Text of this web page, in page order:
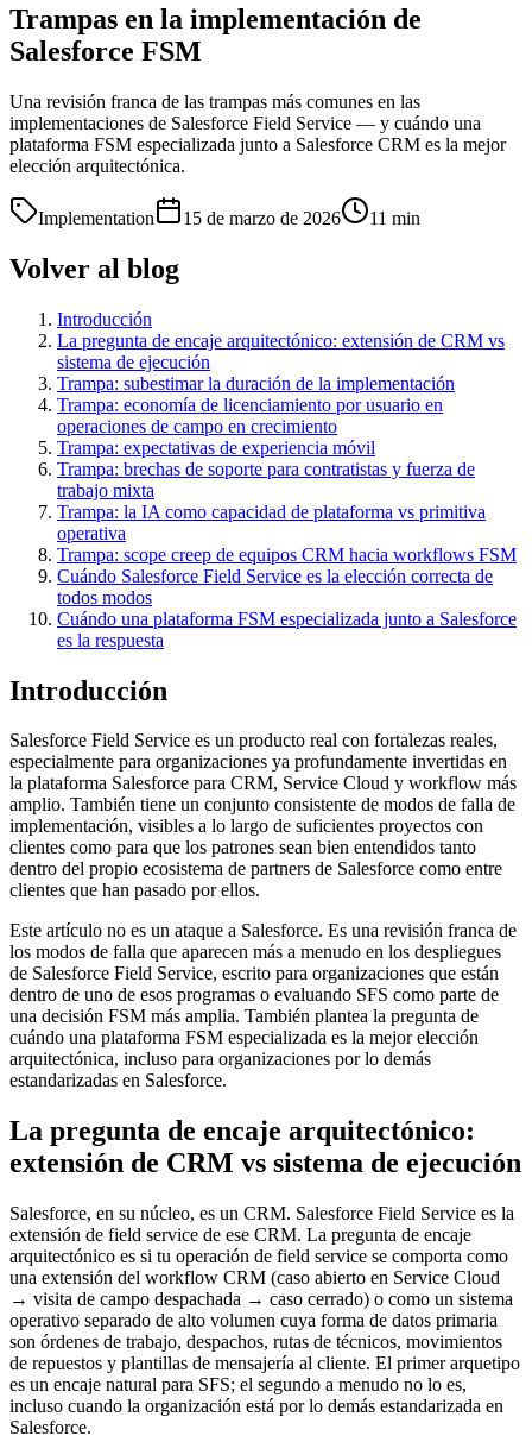
Trampas en la implementación de
Salesforce FSM
Una revisión franca de las trampas más comunes en las
implementaciones de Salesforce Field Service — y cuándo una
plataforma FSM especializada junto a Salesforce CRM es la mejor
elección arquitectónica.
Implementation 15 de marzo de 2026 11 min
Volver al blog
Introducción
La pregunta de encaje arquitectónico: extensión de CRM vs
sistema de ejecución
Trampa: subestimar la duración de la implementación
Trampa: economía de licenciamiento por usuario en
operaciones de campo en crecimiento
Trampa: expectativas de experiencia móvil
Trampa: brechas de soporte para contratistas y fuerza de
trabajo mixta
Trampa: la IA como capacidad de plataforma vs primitiva
operativa
Trampa: scope creep de equipos CRM hacia workflows FSM
Cuándo Salesforce Field Service es la elección correcta de
todos modos
Cuándo una plataforma FSM especializada junto a Salesforce
es la respuesta
Introducción
Salesforce Field Service es un producto real con fortalezas reales,
especialmente para organizaciones ya profundamente invertidas en
la plataforma Salesforce para CRM, Service Cloud y workflow más
amplio. También tiene un conjunto consistente de modos de falla de
implementación, visibles a lo largo de suficientes proyectos con
clientes como para que los patrones sean bien entendidos tanto
dentro del propio ecosistema de partners de Salesforce como entre
clientes que han pasado por ellos.
Este artículo no es un ataque a Salesforce. Es una revisión franca de
los modos de falla que aparecen más a menudo en los despliegues
de Salesforce Field Service, escrito para organizaciones que están
dentro de uno de esos programas o evaluando SFS como parte de
una decisión FSM más amplia. También plantea la pregunta de
cuándo una plataforma FSM especializada es la mejor elección
arquitectónica, incluso para organizaciones por lo demás
estandarizadas en Salesforce.
La pregunta de encaje arquitectónico:
extensión de CRM vs sistema de ejecución
Salesforce, en su núcleo, es un CRM. Salesforce Field Service es la
extensión de field service de ese CRM. La pregunta de encaje
arquitectónico es si tu operación de field service se comporta como
una extensión del workflow CRM (caso abierto en Service Cloud
→ visita de campo despachada → caso cerrado) o como un sistema
operativo separado de alto volumen cuya forma de datos primaria
son órdenes de trabajo, despachos, rutas de técnicos, movimientos
de repuestos y plantillas de mensajería al cliente. El primer arquetipo
es un encaje natural para SFS; el segundo a menudo no lo es,
incluso cuando la organización está por lo demás estandarizada en
Salesforce.